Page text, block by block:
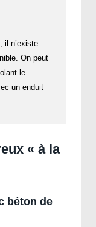
il n’existe
On peut
le
un enduit
« à la
béton de